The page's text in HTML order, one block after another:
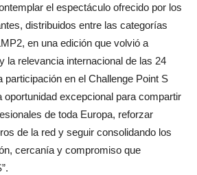
el espectáculo ofrecido por los
distribuidos entre las categorías
en una edición que volvió a
la relevancia internacional de las 24
participación en el Challenge Point S
oportunidad excepcional para compartir
de toda Europa, reforzar
de la red y seguir consolidando los
cercanía y compromiso que